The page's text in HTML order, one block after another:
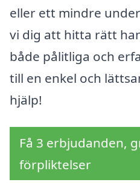
eller ett mindre
vi dig att hitta rätt
både pålitliga och
till en enkel och
hjälp!
Få 3 erbjudanden,
förpliktelser